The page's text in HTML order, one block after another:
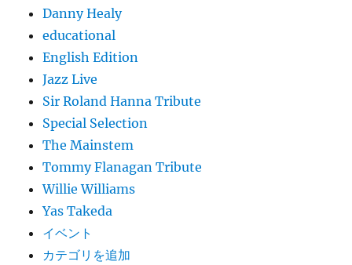
Danny Healy
educational
English Edition
Jazz Live
Sir Roland Hanna Tribute
Special Selection
The Mainstem
Tommy Flanagan Tribute
Willie Williams
Yas Takeda
イベント
カテゴリを追加